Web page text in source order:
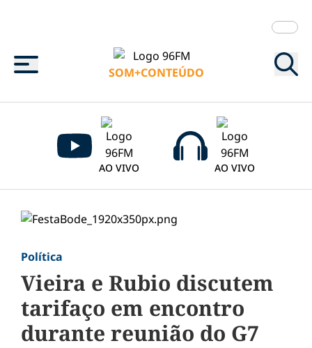
Menu
SOM+CONTEÚDO
AO VIVO AO VIVO
Política
Vieira e Rubio discutem
tarifaço em encontro
durante reunião do G7